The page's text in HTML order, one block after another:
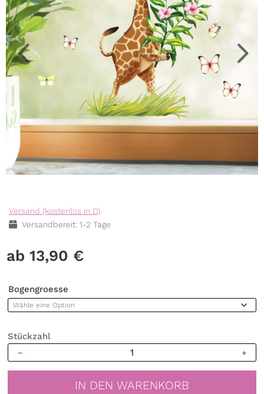
Versand (kostenlos in D)
Versandbereit: 1-2 Tage
13,90 €
Bogengroesse
Stückzahl
Fensterbild
IN DEN WARENKORB